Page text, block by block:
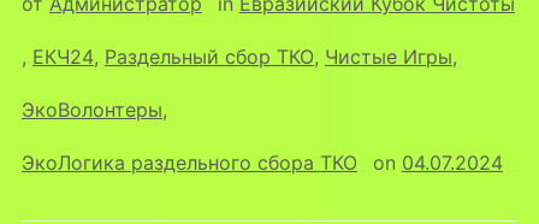
, ЕКЧ24, Раздельный сбор ТКО, Чистые Игры,
ЭкоВолонтеры,
ЭкоЛогика раздельного сбора ТКО on 04.07.2024